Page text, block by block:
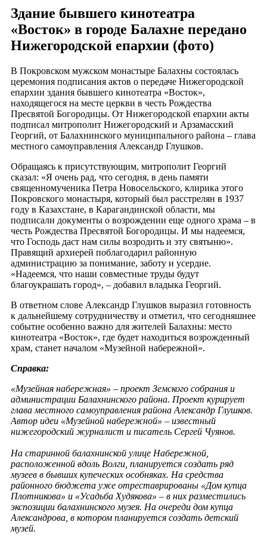
Здание бывшего кинотеатра
«Восток» в городе Балахне передано
Нижегородской епархии (фото)
В Покровском мужском монастыре Балахны состоялась
церемония подписания актов о передаче Нижегородской
епархии здания бывшего кинотеатра «Восток»,
находящегося на месте церкви в честь Рождества
Пресвятой Богородицы. От Нижегородской епархии акты
подписал митрополит Нижегородский и Арзамасский
Георгий, от Балахнинского муниципального района – глава
местного самоуправления Александр Глушков.
Обращаясь к присутствующим, митрополит Георгий
сказал: «Я очень рад, что сегодня, в день памяти
священномученика Петра Новосельского, клирика этого
Покровского монастыря, который был расстрелян в 1937
году в Казахстане, в Карагандинской области, мы
подписали документы о возрождении еще одного храма – в
честь Рождества Пресвятой Богородицы. И мы надеемся,
что Господь даст нам силы возродить и эту святыню».
Правящий архиерей поблагодарил районную
администрацию за понимание, заботу и усердие.
«Надеемся, что наши совместные труды будут
благоукрашать город», – добавил владыка Георгий.
В ответном слове Александр Глушков выразил готовность
к дальнейшему сотрудничеству и отметил, что сегодняшнее
событие особенно важно для жителей Балахны: место
кинотеатра «Восток», где будет находиться возрожденный
храм, станет началом «Музейной набережной».
Справка:
«Музейная набережная» – проект Земского собрания и
администрации Балахнинского района. Проект курирует
глава местного самоуправления района Александр Глушков.
Автор идеи «Музейной набережной» – известный
нижегородский журналист и писатель Сергей Чуянов.
На старинной балахнинской улице Набережной,
расположенной вдоль Волги, планируется создать ряд
музеев в бывших купеческих особняках. На средства
районного бюджета уже отреставрированы «Дом купца
Плотникова» и «Усадьба Худякова» – в них разместились
экспозиции балахнинского музея. На очереди дом купца
Александрова, в котором планируется создать детский
музей.